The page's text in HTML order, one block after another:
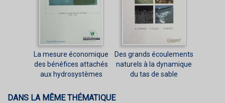
La mesure économique
des bénéfices attachés
aux hydrosystèmes
Des grands écoulements
naturels à la dynamique
du tas de sable
DANS LA MÊME THÉMATIQUE